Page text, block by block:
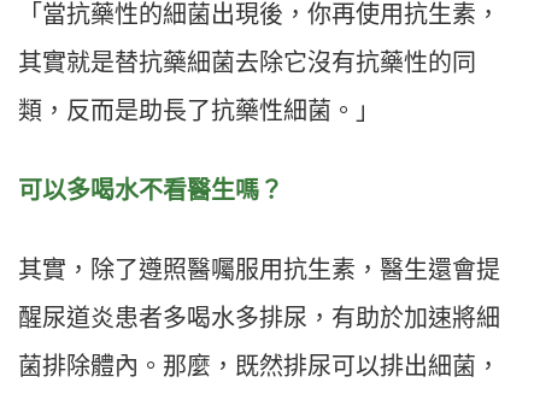
「當抗藥性的細菌出現後，你再使用抗生素，
其實就是替抗藥細菌去除它沒有抗藥性的同
類，反而是助長了抗藥性細菌。」
可以多喝水不看醫生嗎？
其實，除了遵照醫囑服用抗生素，醫生還會提
醒尿道炎患者多喝水多排尿，有助於加速將細
菌排除體內。那麼，既然排尿可以排出細菌，